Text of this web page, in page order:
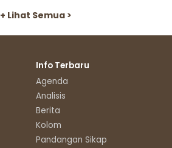
+ Lihat Semua >
Info Terbaru
Agenda
Analisis
Berita
Kolom
Pandangan Sikap